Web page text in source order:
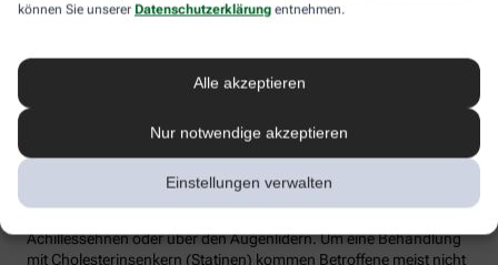
können Sie unserer Datenschutzerklärung entnehmen.
Alle akzeptieren
Nur notwendige akzeptieren
Einstellungen verwalten
bis zur Menopause durch Hormone besser geschützt, bei ihnen
sind es rund 30 Prozent bis zum Alter von 60 Jahren. Die familiäre
Hypercholesterinämie kommt bei etwa einer von 300 Personen
vor. Sind in der Familie Fälle von frühen Herzinfarkten, Stents oder
Bypass-Operationen bekannt, sollte man sein Cholesterin
dringend überprüfen lassen. Anzeichen können auch gelbliche
Achillessehnen oder über den Augenlidern. Um eine Behandlung
mit Cholesterinsenkern (Statinen) kommen Betroffene meist nicht